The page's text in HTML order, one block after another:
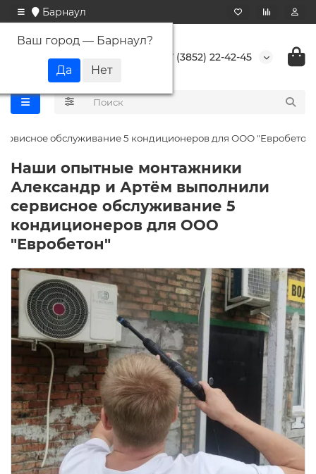
Барнаул
Ваш город — Барнаул?
+7 (3852) 22-42-45
обслуживание 5 кондиционеров для ООО "Евробетон"
Наши опытные монтажники
Александр и Артём выполнили
сервисное обслуживание 5
кондиционеров для ООО
"Евробетон"